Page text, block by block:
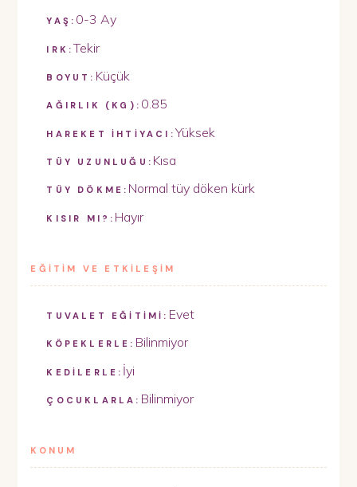
YAŞ: 0-3 Ay
IRK: Tekir
BOYUT: Küçük
AĞIRLIK (KG): 0.85
HAREKET İHTİYACI: Yüksek
TÜY UZUNLUĞU: Kısa
TÜY DÖKME: Normal tüy döken kürk
KISIR MI?: Hayır
EĞİTİM VE ETKİLEŞİM
TUVALET EĞİTİMİ: Evet
KÖPEKLERLE: Bilinmiyor
KEDİLERLE: İyi
ÇOCUKLARLA: Bilinmiyor
KONUM